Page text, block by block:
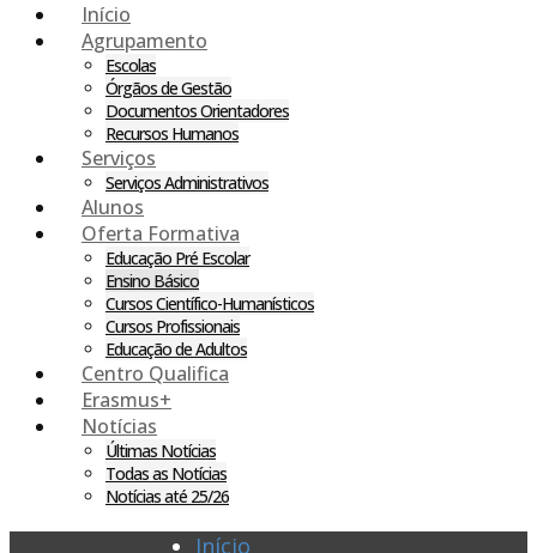
Início
Agrupamento
Escolas
Órgãos de Gestão
Documentos Orientadores
Recursos Humanos
Serviços
Serviços Administrativos
Alunos
Oferta Formativa
Educação Pré Escolar
Ensino Básico
Cursos Científico-Humanísticos
Cursos Profissionais
Educação de Adultos
Centro Qualifica
Erasmus+
Notícias
Últimas Notícias
Todas as Notícias
Notícias até 25/26
Início